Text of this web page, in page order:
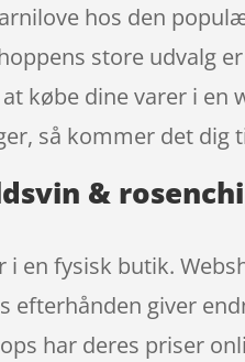
hos den
store udvalg
købe dine varer i en
så kommer det dig
&
en fysisk butik.
efterhånden giver
har deres priser